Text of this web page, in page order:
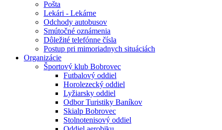
Pošta
Lekári - Lekárne
Odchody autobusov
Smútočné oznámenia
Dôležité telefónne čísla
Postup pri mimoriadnych situáciách
Organizácie
Športový klub Bobrovec
Futbalový oddiel
Horolezecký oddiel
Lyžiarsky oddiel
Odbor Turistiky Baníkov
Skialp Bobrovec
Stolnotenisový oddiel